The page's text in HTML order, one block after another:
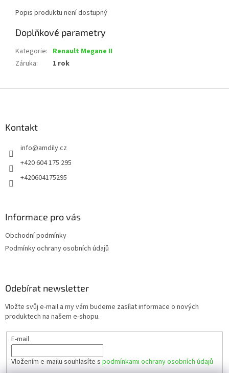
Popis produktu není dostupný
Doplňkové parametry
Kategorie: Renault Megane II
Záruka: 1 rok
Kontakt
info@amdily.cz
+420 604 175 295
+420604175295
Informace pro vás
Obchodní podmínky
Podmínky ochrany osobních údajů
Odebírat newsletter
Vložte svůj e-mail a my vám budeme zasílat informace o nových
produktech na našem e-shopu.
E-mail
Vložením e-mailu souhlasíte s podmínkami ochrany osobních údajů